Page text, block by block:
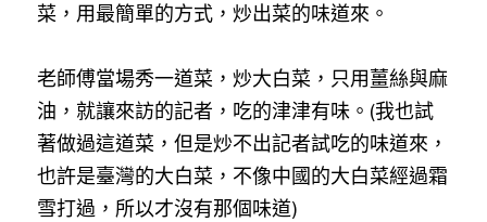
菜，用最簡單的方式，炒出菜的味道來。
老師傅當場秀一道菜，炒大白菜，只用薑絲與麻
油，就讓來訪的記者，吃的津津有味。(我也試
著做過這道菜，但是炒不出記者試吃的味道來，
也許是臺灣的大白菜，不像中國的大白菜經過霜
雪打過，所以才沒有那個味道)